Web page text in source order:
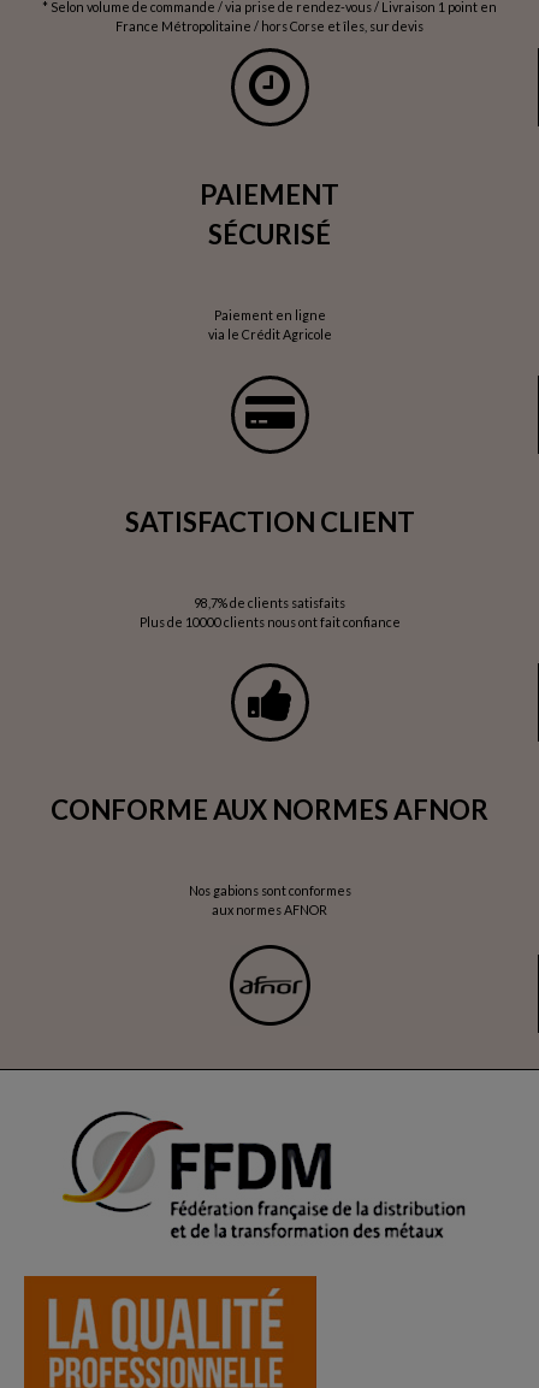
* Selon volume de commande / via prise de rendez-vous / Livraison 1 point en
France Métropolitaine / hors Corse et îles, sur devis
PAIEMENT
SÉCURISÉ
Paiement en ligne
via le Crédit Agricole
SATISFACTION CLIENT
98,7% de clients satisfaits
Plus de 10000 clients nous ont fait confiance
CONFORME AUX NORMES AFNOR
Nos gabions sont conformes
aux normes AFNOR